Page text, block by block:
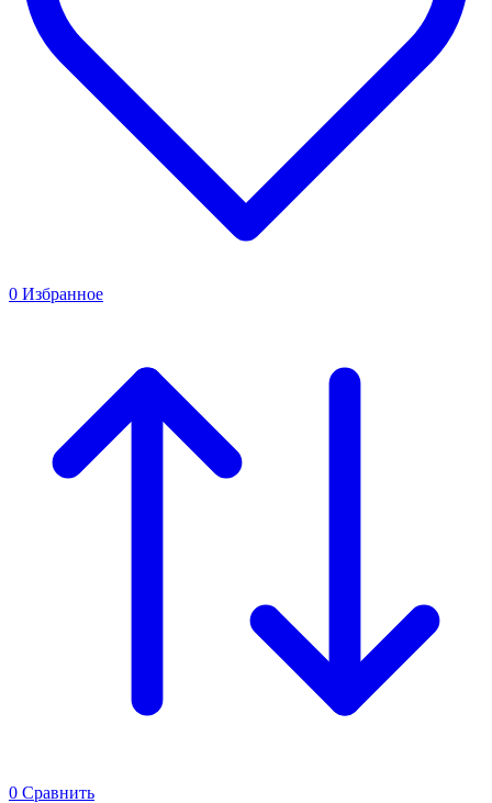
0 Избранное
0 Сравнить